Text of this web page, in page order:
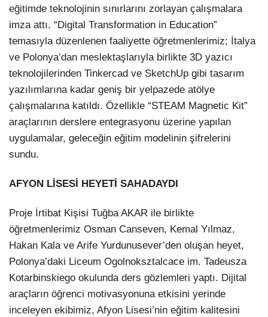
eğitimde teknolojinin sınırlarını zorlayan çalışmalara
imza attı. “Digital Transformation in Education”
temasıyla düzenlenen faaliyette öğretmenlerimiz; İtalya
ve Polonya’dan meslektaşlarıyla birlikte 3D yazıcı
teknolojilerinden Tinkercad ve SketchUp gibi tasarım
yazılımlarına kadar geniş bir yelpazede atölye
çalışmalarına katıldı. Özellikle “STEAM Magnetic Kit”
araçlarının derslere entegrasyonu üzerine yapılan
uygulamalar, geleceğin eğitim modelinin şifrelerini
sundu.
AFYON LİSESİ HEYETİ SAHADAYDI
Proje İrtibat Kişisi Tuğba AKAR ile birlikte
öğretmenlerimiz Osman Canseven, Kemal Yılmaz,
Hakan Kala ve Arife Yurdunusever’den oluşan heyet,
Polonya’daki Liceum Ogolnoksztalcace im. Tadeusza
Kotarbinskiego okulunda ders gözlemleri yaptı. Dijital
araçların öğrenci motivasyonuna etkisini yerinde
inceleyen ekibimiz, Afyon Lisesi’nin eğitim kalitesini